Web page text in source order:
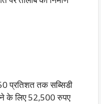
प्रतिशत तक सब्सिडी
के लिए 52,500 रुपए